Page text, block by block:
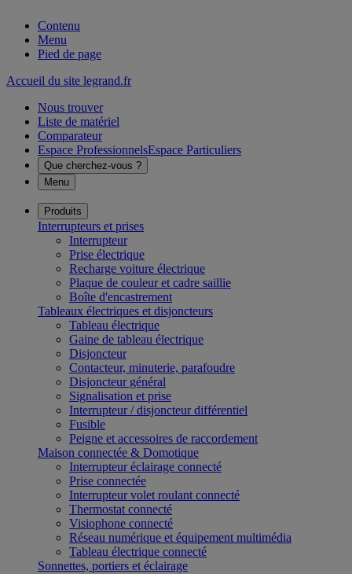
Contenu
Menu
Pied de page
Accueil du site legrand.fr
Nous trouver
Liste de matériel
Comparateur
Espace ProfessionnelsEspace Particuliers
Que cherchez-vous ?
Menu
Produits
Interrupteurs et prises
Interrupteur
Prise électrique
Recharge voiture électrique
Plaque de couleur et cadre saillie
Boîte d'encastrement
Tableaux électriques et disjoncteurs
Tableau électrique
Gaine de tableau électrique
Disjoncteur
Contacteur, minuterie, parafoudre
Disjoncteur général
Signalisation et prise
Interrupteur / disjoncteur différentiel
Fusible
Peigne et accessoires de raccordement
Maison connectée & Domotique
Interrupteur éclairage connecté
Prise connectée
Interrupteur volet roulant connecté
Thermostat connecté
Visiophone connecté
Réseau numérique et équipement multimédia
Tableau électrique connecté
Sonnettes, portiers et éclairage